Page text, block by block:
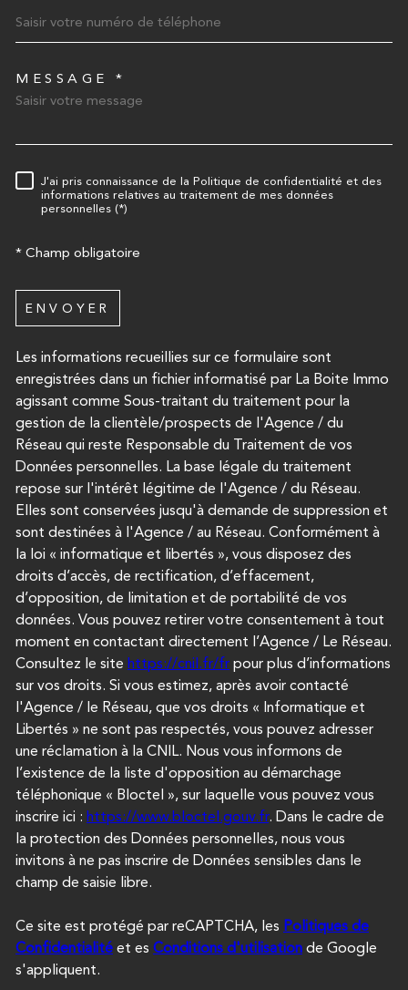
MESSAGE *
RÈGLEMENTATION
J'ai pris connaissance de la Politique de confidentialité et des
informations relatives au traitement de mes données
personnelles (*)
* Champ obligatoire
ENVOYER
Les informations recueillies sur ce formulaire sont
enregistrées dans un fichier informatisé par La Boite Immo
agissant comme Sous-traitant du traitement pour la
gestion de la clientèle/prospects de l'Agence / du
Réseau qui reste Responsable du Traitement de vos
Données personnelles. La base légale du traitement
repose sur l'intérêt légitime de l'Agence / du Réseau.
Elles sont conservées jusqu'à demande de suppression et
sont destinées à l'Agence / au Réseau. Conformément à
la loi « informatique et libertés », vous disposez des
droits d’accès, de rectification, d’effacement,
d’opposition, de limitation et de portabilité de vos
données. Vous pouvez retirer votre consentement à tout
moment en contactant directement l’Agence / Le Réseau.
Consultez le site https://cnil.fr/fr pour plus d’informations
sur vos droits. Si vous estimez, après avoir contacté
l'Agence / le Réseau, que vos droits « Informatique et
Libertés » ne sont pas respectés, vous pouvez adresser
une réclamation à la CNIL. Nous vous informons de
l’existence de la liste d'opposition au démarchage
téléphonique « Bloctel », sur laquelle vous pouvez vous
inscrire ici : https://www.bloctel.gouv.fr. Dans le cadre de
la protection des Données personnelles, nous vous
invitons à ne pas inscrire de Données sensibles dans le
champ de saisie libre.
Ce site est protégé par reCAPTCHA, les Politiques de
Confidentialité et es Conditions d'utilisation de Google
s'appliquent.